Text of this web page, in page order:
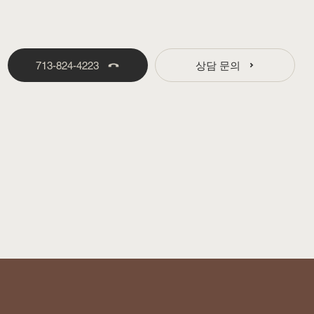
713-824-4223 상담 문의